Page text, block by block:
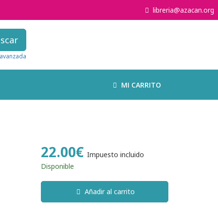
libreria@azacan.org
MI CARRITO
22.00€ Impuesto incluido
Disponible
Añadir al carrito